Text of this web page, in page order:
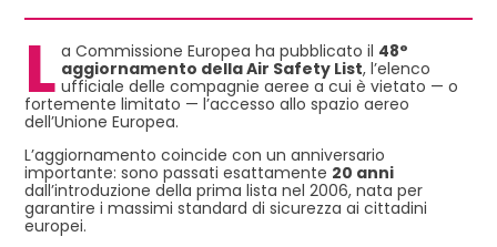
L a Commissione Europea ha pubblicato il 48°
aggiornamento della Air Safety List, l’elenco
ufficiale delle compagnie aeree a cui è vietato — o
fortemente limitato — l’accesso allo spazio aereo
dell’Unione Europea.
L’aggiornamento coincide con un anniversario
importante: sono passati esattamente 20 anni
dall’introduzione della prima lista nel 2006, nata per
garantire i massimi standard di sicurezza ai cittadini
europei.